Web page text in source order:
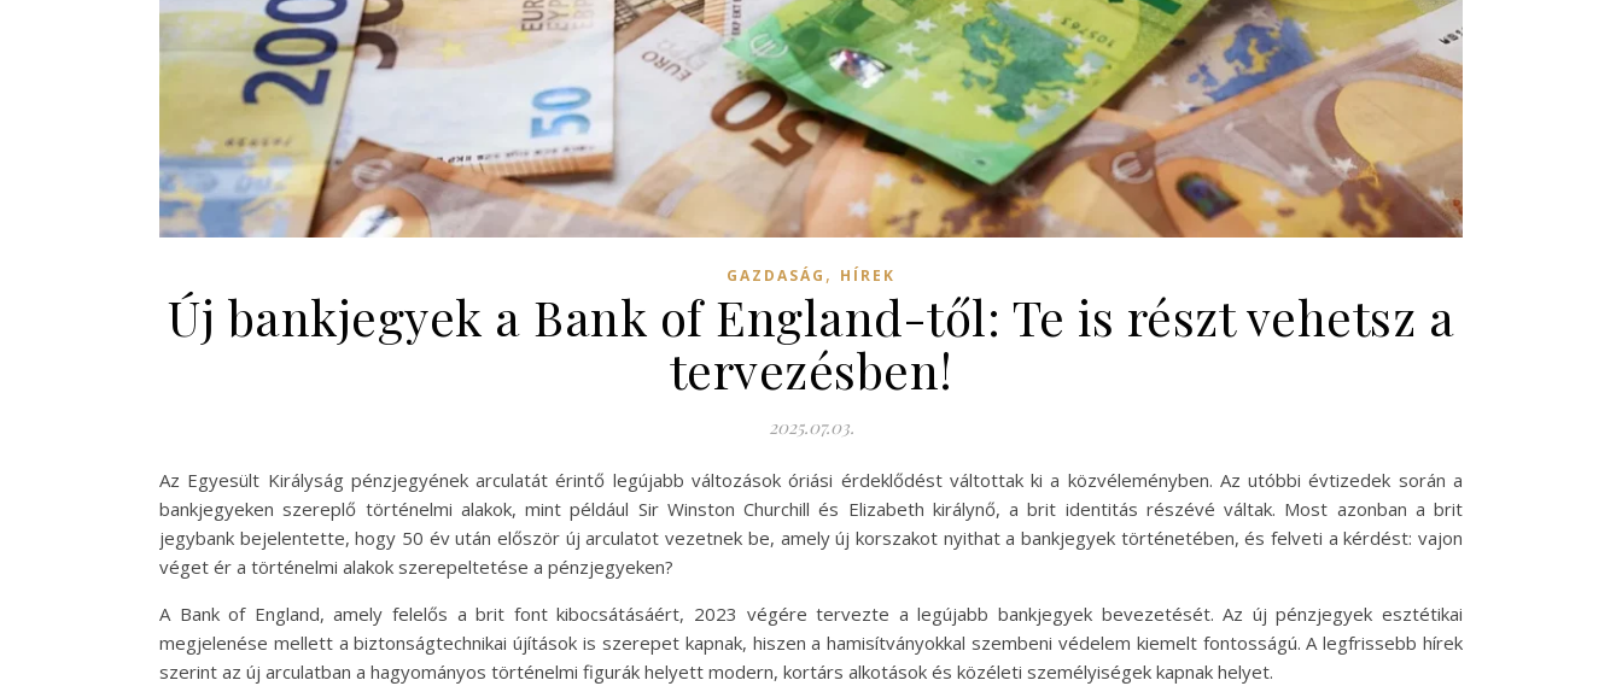
GAZDASÁG , HÍREK
Új bankjegyek a Bank of England-től: Te is részt vehetsz a
tervezésben!
2025.07.03.
Az Egyesült Királyság pénzjegyének arculatát érintő legújabb változások óriási érdeklődést váltottak ki a közvéleményben. Az utóbbi évtizedek során a
bankjegyeken szereplő történelmi alakok, mint például Sir Winston Churchill és Elizabeth királynő, a brit identitás részévé váltak. Most azonban a brit
jegybank bejelentette, hogy 50 év után először új arculatot vezetnek be, amely új korszakot nyithat a bankjegyek történetében, és felveti a kérdést: vajon
véget ér a történelmi alakok szerepeltetése a pénzjegyeken?
A Bank of England, amely felelős a brit font kibocsátásáért, 2023 végére tervezte a legújabb bankjegyek bevezetését. Az új pénzjegyek esztétikai
megjelenése mellett a biztonságtechnikai újítások is szerepet kapnak, hiszen a hamisítványokkal szembeni védelem kiemelt fontosságú. A legfrissebb hírek
szerint az új arculatban a hagyományos történelmi figurák helyett modern, kortárs alkotások és közéleti személyiségek kapnak helyet.